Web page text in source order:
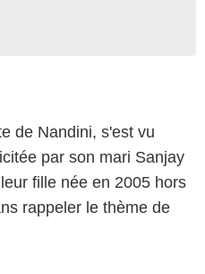
de Nandini, s'est vu
par son mari Sanjay
fille née en 2005 hors
rappeler le thème de